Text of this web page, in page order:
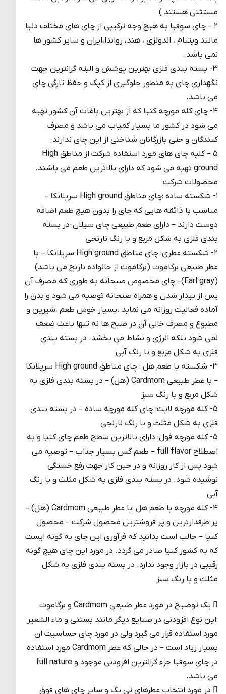
مستثنی هستند )
۲ – چای سوفیا به هیچ وجه ترکیبی از چای های مختلف دنیا
مانند ویتنام ، اندونزی ، هند، رواندا،ایران و سایر کشور ها
نمی باشد.
۳- بسته بندی فلزی بهترین پوشش و البته گرانترین جهت
نگهداری چای به منظور جلوگیری از کپک و حفظ تازگی چای
می باشد.
۴- چای کله مورچه کنیا که از بهترین باغات آن کشور تهیه
می شود در کشور ما بسیار کمیاب می باشد و مصرف
کنندگان و حتی بازرگانان شناختی از این چای ندارند.
۵ – کلیه چای های مورد استفاده شرکت از مناطق High
ground تهیه می شود که دارای بالاترین طعم می باشند.
محصولات شرکت
۱- شکسته ساده :چای مناطق High ground سریلانکا –
مناسب با ذائقه هایی که چای را بدون هیچ طعم اضافه
دوست دارند – دارای طعم طبیعی چای سیلان-در بسته
بندی فلزی به شکل مربع و با رنگ نارنجی
۲- شکسته عطری: چای مناطق High ground سریلانکا – با
عطر طبیعی برگاموت (برگاموت از خانواده نارنج می باشد)
(Earl gray)– چای مخصوص صبحانه به طوری که مصرف آن
پس از بیدار شدن و همراه صبحانه توصیه می شود و بدن را
آماده فعالیت روزانه می نماید .بسیار خوش طعم ،شیرین و
مطبوع و مصرف خالی آن در صبح ها نه تنها باعث ضعف
نمی شود بلکه انرژی و نشاط می بخشد. در بسته بندی
فلزی به شکل مربع و با رنگ آبی
۳- شکسته با طعم هل : چای مناطق High ground سریلانکا
– با عطر طبیعی Cardmom (هل) – در بسته بندی فلزی به
شکل مربع و با رنگ سبز
۵- کله مورچه لایت: چای کله مورچه ساده – در بسته بندی
فلزی به شکل مثلث و با رنگ نارنجی
۵- کله مورچه فول: دارای بالاترین سطح طعم چای کنیا و به
اصطلاح full flavor – طعم گس بسیار جذاب – توصیه می
شود پس از کار روزانه و در حین کار جهت رفع خستگی
نوشیده شود. در بسته بندی فلزی به شکل مثلث و با رنگ
آبی
۴- کله مورچه با طعم هل :با عطر طبیعی Cardmom (هل) –
پر طرفدارترین و پر فروشترین محصول شرکت – محصول
کنیا – جالب است بدانید که فرآوری این چای به گونه ایست
که به کشور کنیا صادر می گردد. در مورد این چای هیچ گونه
رقیبی در بازار وجود ندارد. در بسته بندی فلزی به شکل
مثلث و با رنگ سبز
 یک توضیح در مورد عطر طبیعی Cardmom و برگاموت
:این نوع افزودنی در صنایع دیگر مانند بستنی و ماء الشعیر
مورد استفاده قرار می گیرد ولی در مورد چای حساسیت ان
بسیار زیاد است – در حالی که عطر Cardmom مورد استفاده
در چای سوفیا جزء گرانترین افزودنی موجود و full nature
می باشد.
 در مورد انتخاب عطرهای تی بگ و سایر چای های فوق